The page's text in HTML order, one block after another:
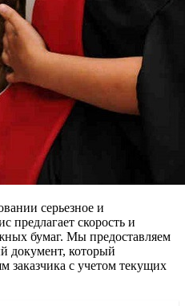
серьезное и
предлагает скорость и
бумаг. Мы предоставляем
документ, который
заказчика с учетом текущих